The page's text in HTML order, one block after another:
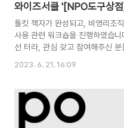
와이즈서클 '[NPO도구상
툴킷 책자가 완성되고, 비영리조
사용 관련 워크숍을 진행하였습
선 터라, 관심 갖고 참여해주신
2023. 6. 21. 16:09